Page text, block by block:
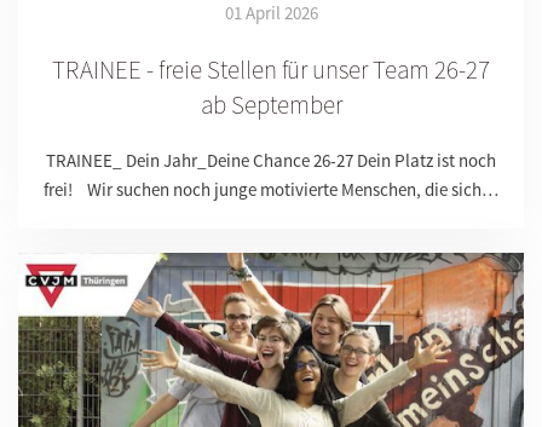
01 April 2026
TRAINEE - freie Stellen für unser Team 26-27
ab September
TRAINEE_ Dein Jahr_Deine Chance 26-27 Dein Platz ist noch
frei! Wir suchen noch junge motivierte Menschen, die sich…